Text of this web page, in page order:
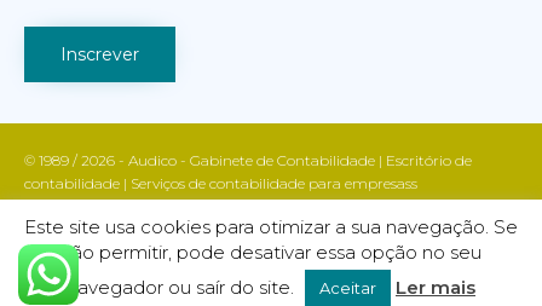
© 1989 / 2026 - Audico - Gabinete de Contabilidade | Escritório de
contabilidade | Serviços de contabilidade para empresass
os direitos reservados | AUDICO marca registada INPI nº 755988
Política de Privacidade| DESIGN & CODE BY:FINALWEBSITE
Este site usa cookies para otimizar a sua navegação. Se
não permitir, pode desativar essa opção no seu
navegador ou saír do site.
Aceitar Ler mais